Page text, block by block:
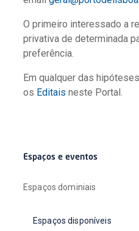
O primeiro interessado a
privativa de determinada
preferência.
Em qualquer das
os Editais neste Portal.
Espaços e eventos
Espaços dominiais
Espaços disponíveis